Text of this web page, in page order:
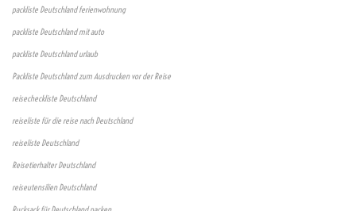
packliste Deutschland ferienwohnung
packliste Deutschland mit auto
packliste Deutschland urlaub
Packliste Deutschland zum Ausdrucken vor der Reise
reisecheckliste Deutschland
reiseliste für die reise nach Deutschland
reiseliste Deutschland
Reisetierhalter Deutschland
reiseutensilien Deutschland